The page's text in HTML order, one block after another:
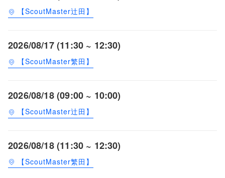
【ScoutMaster辻田】
2026/08/17 (11:30 ~ 12:30)
【ScoutMaster繁田】
2026/08/18 (09:00 ~ 10:00)
【ScoutMaster辻田】
2026/08/18 (11:30 ~ 12:30)
【ScoutMaster繁田】